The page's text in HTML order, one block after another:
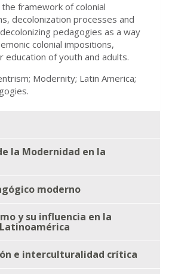
framework of colonial
decolonization processes and
pedagogies as a way
colonial impositions,
education of youth and adults.
Modernity; Latin America;
la Modernidad en la
moderno
y su influencia en la
e interculturalidad crítica